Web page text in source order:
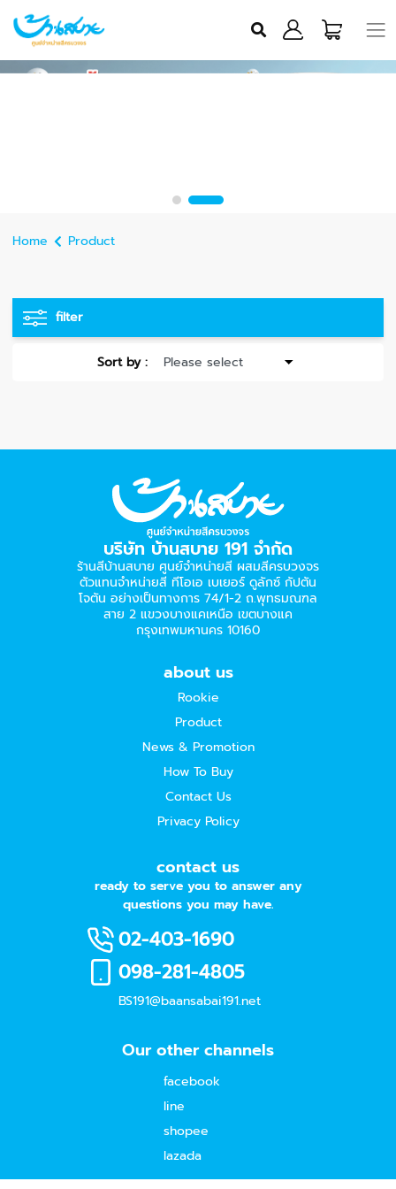
Home Product
filter
Sort by :
บริษัท บ้านสบาย 191 จำกัด
ร้านสีบ้านสบาย ศูนย์จำหน่ายสี ผสมสีครบวงจร
ตัวแทนจำหน่ายสี ทีโอเอ เบเยอร์​ ดูลักซ์ กัปตัน
โจตัน อย่างเป็นทางการ 74/1-2 ถ.พุทธมณฑล
สาย 2 แขวงบางแคเหนือ เขตบางแค
กรุงเทพมหานคร 10160
about us
Rookie
Product
News & Promotion
How To Buy
Contact Us
Privacy Policy
contact us
ready to serve you to answer any
questions you may have.
02-403-1690
098-281-4805
BS191@baansabai191.net
Our other channels
facebook
line
shopee
lazada